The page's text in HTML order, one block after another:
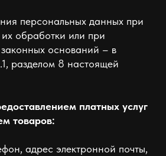
персональных данных при
обработки или при
оснований – в
разделом 8 настоящей
платных услуг
товаров:
адрес электронной почты,